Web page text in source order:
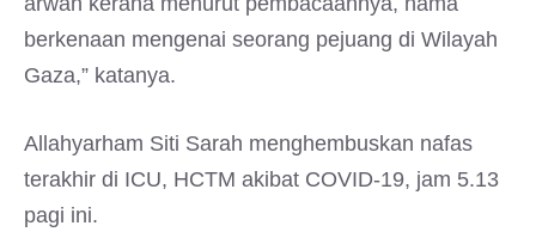
berkenaan mengenai seorang pejuang di Wilayah
Gaza,” katanya.
Allahyarham Siti Sarah menghembuskan nafas
terakhir di ICU, HCTM akibat COVID-19, jam 5.13
pagi ini.